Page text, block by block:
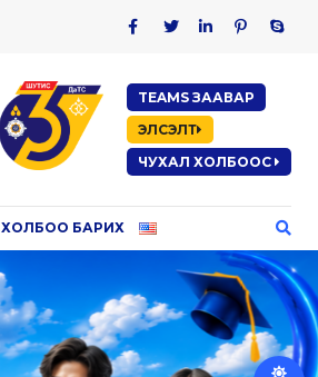
TEAMS ЗААВАР
ЭЛСЭЛТ
ЧУХАЛ ХОЛБООС
ХОЛБОО БАРИХ